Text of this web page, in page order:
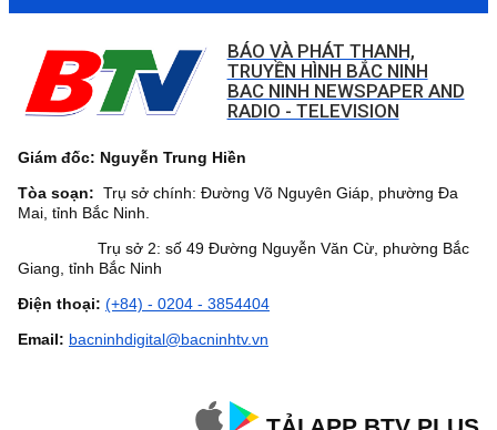
BÁO VÀ PHÁT THANH,
TRUYỀN HÌNH BẮC NINH
BAC NINH NEWSPAPER AND
RADIO - TELEVISION
Giám đốc: Nguyễn Trung Hiền
Tòa soạn: Trụ sở chính: Đường Võ Nguyên Giáp, phường Đa
Mai, tỉnh Bắc Ninh.
Trụ sở 2: số 49 Đường Nguyễn Văn Cừ, phường Bắc
Giang, tỉnh Bắc Ninh
Điện thoại: (+84) - 0204 - 3854404
Email: bacninhdigital@bacninhtv.vn